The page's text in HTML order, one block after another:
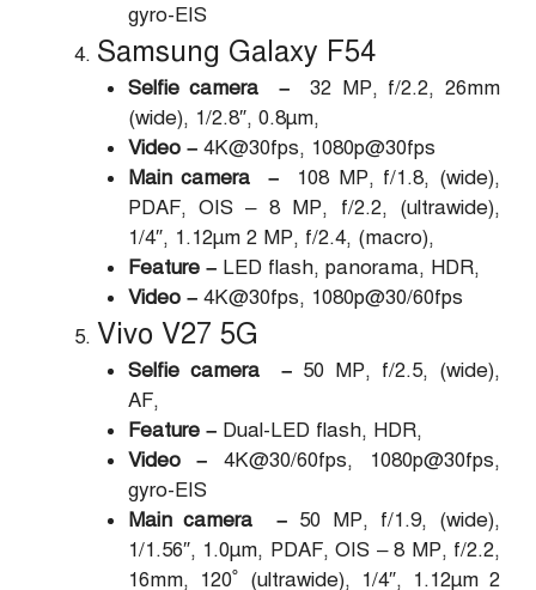
gyro-EIS
Samsung Galaxy F54
Selfie camera –
32 MP, f/2.2, 26mm
(wide), 1/2.8″, 0.8µm,
Video – 4K@30fps, 1080p@30fps
Main camera – 108 MP, f/1.8, (wide),
PDAF, OIS – 8 MP, f/2.2, (ultrawide),
1/4″, 1.12µm 2 MP, f/2.4, (macro),
Feature –LED flash, panorama, HDR,
Video –4K@30fps, 1080p@30/60fps
Vivo V27 5G
Selfie camera – 50 MP, f/2.5, (wide),
AF,
Feature –Dual-LED flash, HDR,
Video – 4K@30/60fps, 1080p@30fps,
gyro-EIS
Main camera – 50 MP, f/1.9, (wide),
1/1.56″, 1.0µm, PDAF, OIS – 8 MP, f/2.2,
16mm, 120˚ (ultrawide), 1/4″, 1.12µm 2